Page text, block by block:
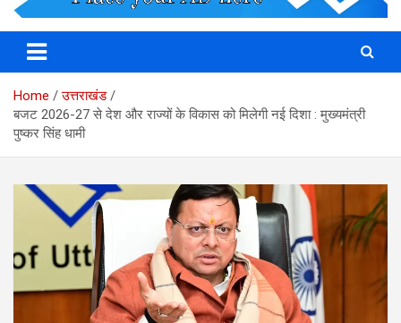
Home
उत्तराखंड
बजट 2026-27 से देश और राज्यों के विकास को मिलेगी नई दिशा : मुख्यमंत्री
पुष्कर सिंह धामी